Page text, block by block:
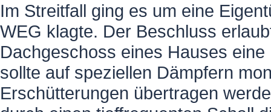
Im Streitfall ging es um eine
WEG klagte. Der Beschluss
Dachgeschoss eines Hauses
sollte auf speziellen Dämpfern
Erschütterungen übertragen